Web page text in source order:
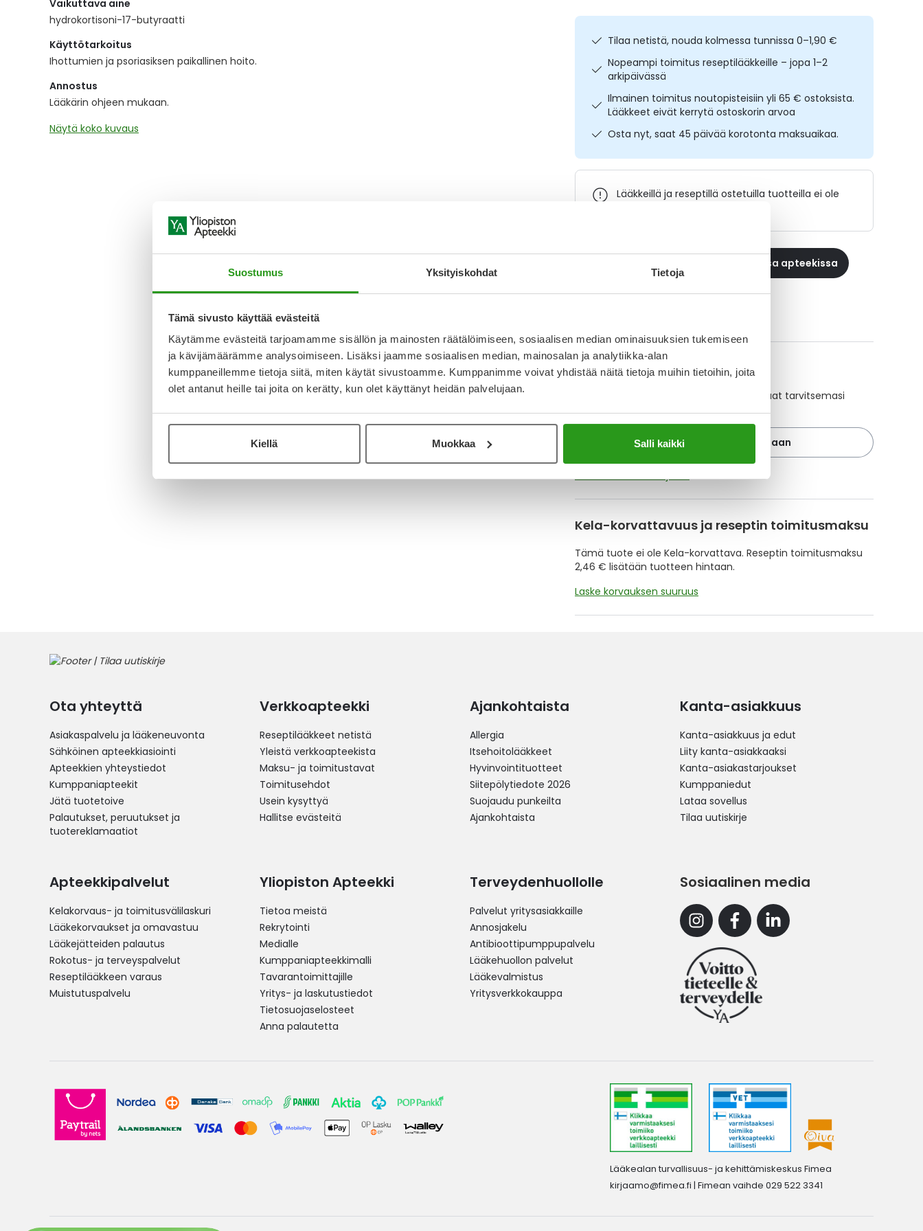
Suostumus Yksityiskohdat Tietoja
Tämä sivusto käyttää evästeitä
Käytämme evästeitä tarjoamamme sisällön ja mainosten räätälöimiseen, sosiaalisen median ominaisuuksien tukemiseen
ja kävijämäärämme analysoimiseen. Lisäksi jaamme sosiaalisen median, mainosalan ja analytiikka-alan
kumppaneillemme tietoja siitä, miten käytät sivustoamme. Kumppanimme voivat yhdistää näitä tietoja muihin tietoihin, joita
olet antanut heille tai joita on kerätty, kun olet käyttänyt heidän palvelujaan.
Kiellä Muokkaa Salli kaikki
the
images
Vaikuttava aine
hydrokortisoni-17-butyraatti
Käyttötarkoitus
Ihottumien ja psoriasiksen paikallinen hoito.
Annostus
Lääkärin ohjeen mukaan.
Näytä koko kuvaus
Tilaa netistä, nouda kolmessa tunnissa 0–1,90 €
Nopeampi toimitus reseptilääkkeille – jopa 1–2
arkipäivässä
Ilmainen toimitus noutopisteisiin yli 65 € ostoksista.
Lääkkeet eivät kerrytä ostoskorin arvoa
Osta nyt, saat 45 päivää korotonta maksuaikaa.
Lääkkeillä ja reseptillä ostetuilla tuotteilla ei ole
Varaa reseptilääke apteekkiin, maksa apteekissa
YA-muistuttaja
Muistuttajan avulla pidät huolen, että tilaat tarvitsemasi
tuotteet ajoissa, eivätkä ne lopu kesken.
Lisää tuote muistuttajaan
Lue lisää muistuttajasta
Kela-korvattavuus ja reseptin toimitusmaksu
Tämä tuote ei ole Kela-korvattava. Reseptin toimitusmaksu
2,46 € lisätään tuotteen hintaan.
Laske korvauksen suuruus
Ota yhteyttä
Asiakaspalvelu ja lääkeneuvonta
Sähköinen apteekkiasiointi
Apteekkien yhteystiedot
Kumppaniapteekit
Jätä tuotetoive
Palautukset, peruutukset ja
tuotereklamaatiot
Verkkoapteekki
Reseptilääkkeet netistä
Yleistä verkkoapteekista
Maksu- ja toimitustavat
Toimitusehdot
Usein kysyttyä
Hallitse evästeitä
Ajankohtaista
Allergia
Itsehoitolääkkeet
Hyvinvointituotteet
Siitepölytiedote 2026
Suojaudu punkeilta
Ajankohtaista
Kanta-asiakkuus
Kanta-asiakkuus ja edut
Liity kanta-asiakkaaksi
Kanta-asiakastarjoukset
Kumppaniedut
Lataa sovellus
Tilaa uutiskirje
Apteekkipalvelut
Kelakorvaus- ja toimitusvälilaskuri
Lääkekorvaukset ja omavastuu
Lääkejätteiden palautus
Rokotus- ja terveyspalvelut
Reseptilääkkeen varaus
Muistutuspalvelu
Yliopiston Apteekki
Tietoa meistä
Rekrytointi
Medialle
Kumppaniapteekkimalli
Tavarantoimittajille
Yritys- ja laskutustiedot
Tietosuojaselosteet
Anna palautetta
Terveydenhuollolle
Palvelut yritysasiakkaille
Annosjakelu
Antibioottipumppupalvelu
Lääkehuollon palvelut
Lääkevalmistus
Yritysverkkokauppa
Sosiaalinen media
InstagramFacebookLinkedin
Lääkealan turvallisuus- ja kehittämiskeskus Fimea
kirjaamo@fimea.fi | Fimean vaihde 029 522 3341